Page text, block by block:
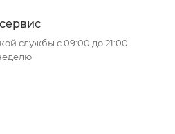
службы с 09:00 до 21:00